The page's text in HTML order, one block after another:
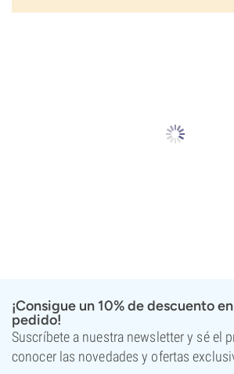
¡Consigue un 10% de descuento
pedido!
Suscríbete a nuestra newsletter y sé el
conocer las novedades y ofertas